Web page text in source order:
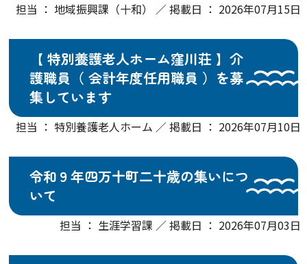
担当 ： 地域振興課（十和） ／ 掲載日 ： 2026年07月15日
【 特別養護老人ホーム窪川荘 】介
護職員（ 会計年度任用職員 ）を募
集しています
担当 ： 特別養護老人ホーム ／ 掲載日 ： 2026年07月10日
令和９年四万十町二十歳の集いにつ
いて
担当 ： 生涯学習課 ／ 掲載日 ： 2026年07月03日